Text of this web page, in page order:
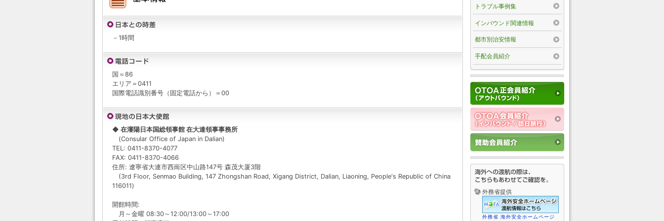
－1時間
国＝86
エリア＝0411
国際電話識別番号（固定電話から）＝00
◆ 在瀋陽日本国総領事館 在大連領事事務所
(Consular Office of Japan in Dalian)
TEL: 0411-8370-4077
FAX: 0411-8370-4066
住所: 遼寧省大連市西崗区中山路147号 森茂大厦3階
(3rd Floor, Senmao Building, 147 Zhongshan Road, Xigang District, Dalian, Liaoning, People's Republic of China
116011)
開館時間:
月～金曜 08:30～12:00/13:00～17:00
トラブル事例集
インバウンド関連情報
都市別治安情報
手配会員紹介
外務省提供
外務省 海外安全ホームページ